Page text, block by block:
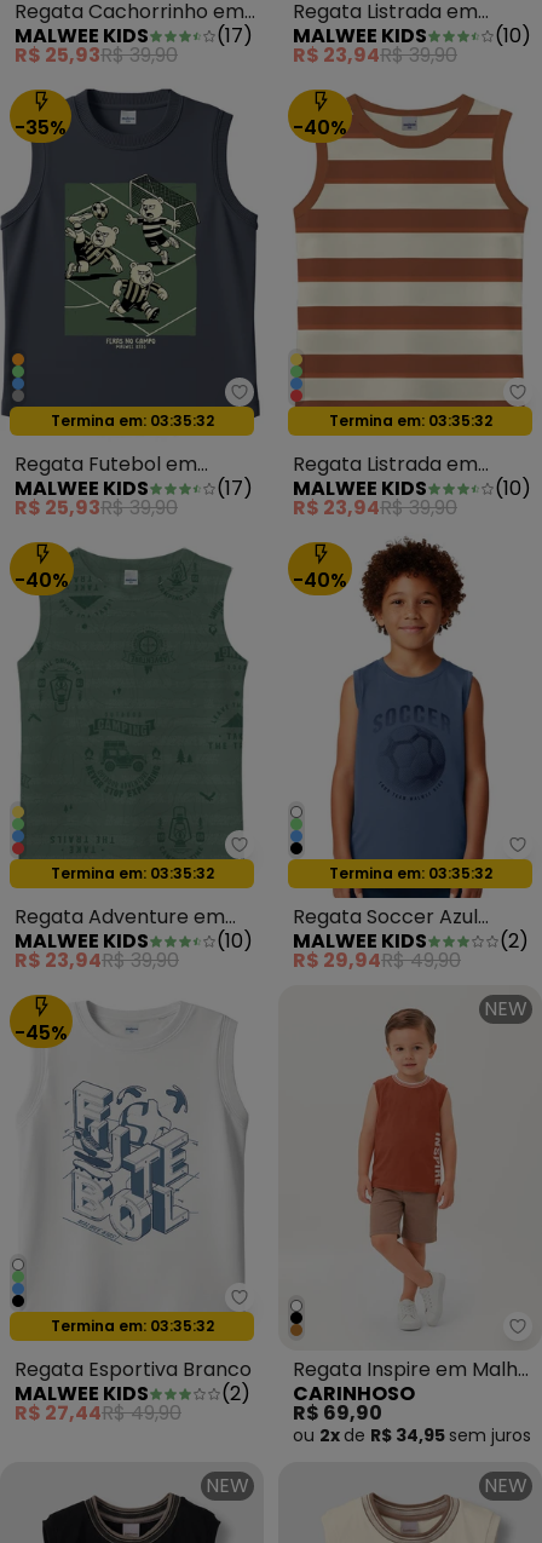
Regata Cachorrinho em
Malha Laranja Pastel
MALWEE KIDS (17)
R$ 25,93R$ 39,90
Regata Listrada em
Malha Azul Marinho
MALWEE KIDS (10)
R$ 23,94R$ 39,90
-35%
Malwee Kids - Regata Futebol
Oferta relâmpago
Termina em: 03:35:29
Regata Futebol em
Malha Cinza Grafite
MALWEE KIDS (17)
R$ 25,93R$ 39,90
-40%
Oferta relâmpago
Termina em: 03:35:29
Regata Listrada em
Malha Vermelho
MALWEE KIDS (10)
R$ 23,94R$ 39,90
-40%
Malwee Kids - Regata
Oferta relâmpago
Termina em: 03:35:29
Regata Adventure em
Malha Verde Militar
MALWEE KIDS (10)
R$ 23,94R$ 39,90
-40%
Oferta relâmpago
Termina em: 03:35:29
Regata Soccer Azul
Pastel
MALWEE KIDS (2)
R$ 29,94R$ 49,90
-45%
Malwee Kids - Regata
Oferta relâmpago
Termina em: 03:35:29
Regata Esportiva Branco
MALWEE KIDS
(2)
R$ 27,44R$ 49,90
NEW
Regata Inspire em Malha
Terracota
CARINHOSO
R$ 69,90
ou 2x de R$ 34,95 sem juros
NEW NEW